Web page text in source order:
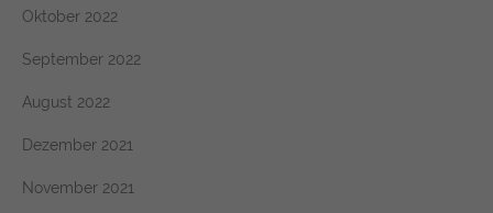
Oktober 2022
September 2022
August 2022
Dezember 2021
November 2021